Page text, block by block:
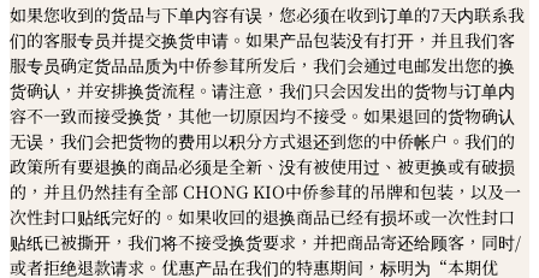
如果您收到的货品与下单内容有误，您必须在收到订单的7天内联系我
们的客服专员并提交换货申请。如果产品包装没有打开，并且我们客
服专员确定货品品质为中侨参茸所发后，我们会通过电邮发出您的换
货确认，并安排换货流程。请注意，我们只会因发出的货物与订单内
容不一致而接受换货，其他一切原因均不接受。如果退回的货物确认
无误，我们会把货物的费用以积分方式退还到您的中侨帐户。我们的
政策所有要退换的商品必须是全新、没有被使用过、被更换或有破损
的，并且仍然挂有全部 CHONG KIO中侨参茸的吊牌和包装，以及一
次性封口贴纸完好的。如果收回的退换商品已经有损坏或一次性封口
贴纸已被撕开，我们将不接受换货要求，并把商品寄还给顾客，同时/
或者拒绝退款请求。优惠产品在我们的特惠期间，标明为“本期优